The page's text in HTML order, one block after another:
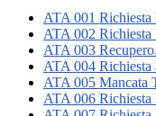
ATA 001 Richiesta
ATA 002 Richiesta
ATA 003
ATA 004 Richiesta
ATA 005 Mancata
ATA 006